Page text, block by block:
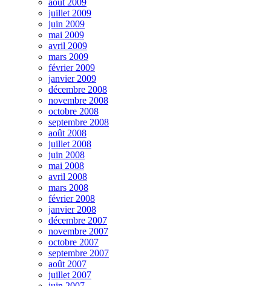
juillet 2009
juin 2009
mai 2009
avril 2009
mars 2009
février 2009
janvier 2009
décembre 2008
novembre 2008
octobre 2008
septembre 2008
août 2008
juillet 2008
juin 2008
mai 2008
avril 2008
mars 2008
février 2008
janvier 2008
décembre 2007
novembre 2007
octobre 2007
septembre 2007
août 2007
juillet 2007